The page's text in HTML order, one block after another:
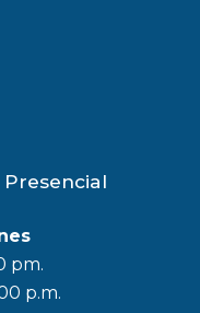
pm.
p.m.